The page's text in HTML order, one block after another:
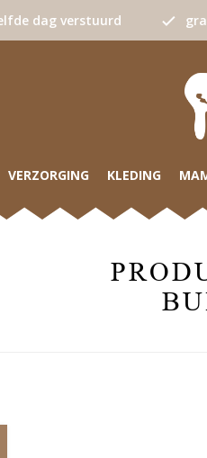
dag verstuurd
VERZORGING KLEDING